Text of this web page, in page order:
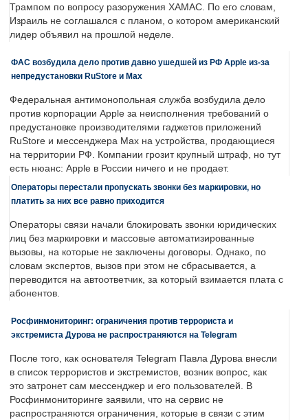
Трампом по вопросу разоружения ХАМАС. По его словам,
Израиль не соглашался с планом, о котором американский
лидер объявил на прошлой неделе.
ФАС возбудила дело против давно ушедшей из РФ Apple из-за
непредустановки RuStore и Max
Федеральная антимонопольная служба возбудила дело
против корпорации Apple за неисполнения требований о
предустановке производителями гаджетов приложений
RuStore и мессенджера Max на устройства, продающиеся
на территории РФ. Компании грозит крупный штраф, но тут
есть нюанс: Apple в России ничего и не продает.
Операторы перестали пропускать звонки без маркировки, но
платить за них все равно приходится
Операторы связи начали блокировать звонки юридических
лиц без маркировки и массовые автоматизированные
вызовы, на которые не заключены договоры. Однако, по
словам экспертов, вызов при этом не сбрасывается, а
переводится на автоответчик, за который взимается плата с
абонентов.
Росфинмониторинг: ограничения против террориста и
экстремиста Дурова не распространяются на Telegram
После того, как основателя Telegram Павла Дурова внесли
в список террористов и экстремистов, возник вопрос, как
это затронет сам мессенджер и его пользователей. В
Росфинмониторинге заявили, что на сервис не
распространяются ограничения, которые в связи с этим